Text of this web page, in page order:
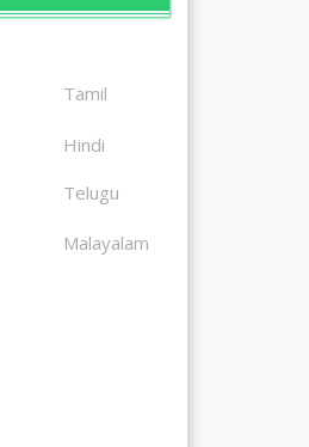
Tamil
Hindi
Telugu
Malayalam